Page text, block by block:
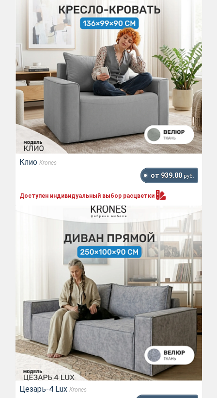
Клио Krones
от 939.00 руб.
Доступен индивидуальный выбор расцветки
Цезарь-4 Lux Krones